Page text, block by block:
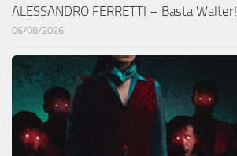
ALESSANDRO FERRETTI – Basta Walter!
06/08/2026